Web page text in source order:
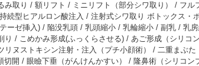
み取り / 額リフト / ミニリフト（部分シワ取り） / フル
続型ヒアルロン酸注入 / 注射式シワ取り ボトックス・
ーゼ挿入) / 陥没乳頭 / 乳頭縮小 / 乳輪縮小 / 副乳 / 乳
り / こめかみ形成(ふっくらさせる) / あご形成（シリコ
リヌストキシン注射・注入（プチ小顔術） / 二重まぶ
切開 / 眼瞼下垂（がんけんかすい） / 隆鼻術（シリコン